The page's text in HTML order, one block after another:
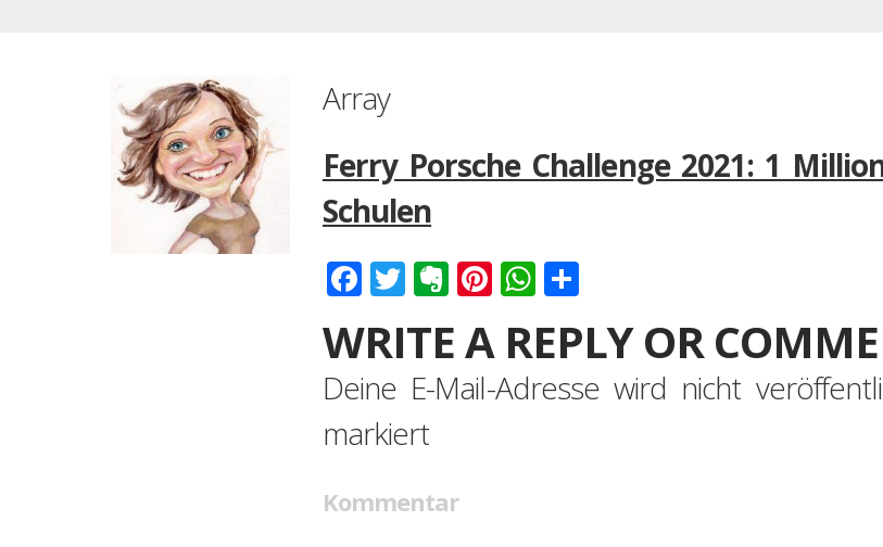
Array
Ferry Porsche Challenge 2021: 1
Schulen
Facebook
Twitter
Evernote
Pinterest
WhatsApp
WRITE A REPLY OR
Deine E-Mail-Adresse wird nicht
markiert
Kommentar